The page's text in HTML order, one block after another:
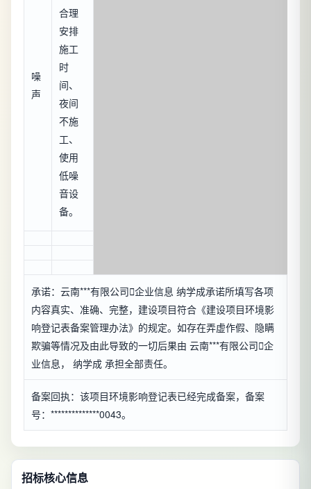
噪
声
合理
安排
施工
时
间、
夜间
不施
工、
使用
低噪
音设
备。
承诺：云南***有限公司企业信息 纳学成承诺所填写各项
内容真实、准确、完整，建设项目符合《建设项目环境影
响登记表备案管理办法》的规定。如存在弄虚作假、隐瞒
欺骗等情况及由此导致的一切后果由 云南***有限公司企
业信息， 纳学成 承担全部责任。
备案回执：该项目环境影响登记表已经完成备案，备案
号：**************0043。
招标核心信息